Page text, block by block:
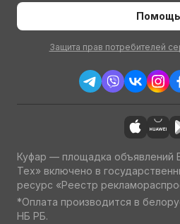
Помощь
Защита прав потребителей
Куфар — площадка объявлений
Тех» включено в
ресурс «Реестр
*Оплата производится в
НБ РБ.